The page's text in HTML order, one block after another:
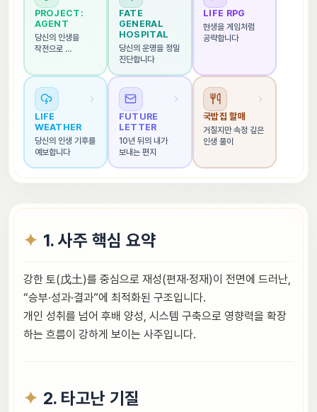
PROJECT:
AGENT
당신의 인생을
작전으로
FATE
GENERAL
HOSPITAL
당신의 운명을 정밀
진단합니다
LIFE RPG
현생을 게임처럼
공략합니다
LIFE
WEATHER
당신의 인생 기후를
예보합니다
FUTURE
LETTER
10년 뒤의 내가
보내는 편지
국밥집 할매
거칠지만 속정 깊은
인생 풀이
1. 사주 핵심 요약
강한 토(戊土)를 중심으로 재성(편재·정재)이 전면에 드러난,
“승부·성과·결과”에 최적화된 구조입니다.
개인 성취를 넘어 후배 양성, 시스템 구축으로 영향력을 확장
하는 흐름이 강하게 보이는 사주입니다.
2. 타고난 기질